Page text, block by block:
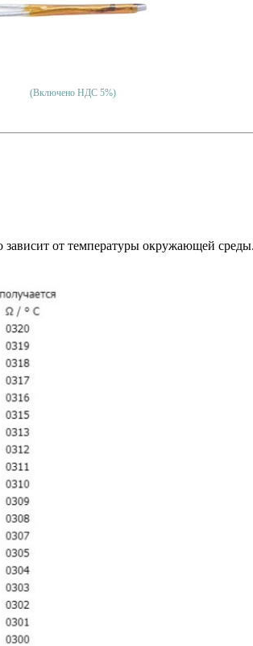
(Включено НДС 5%)
от температуры окружающей